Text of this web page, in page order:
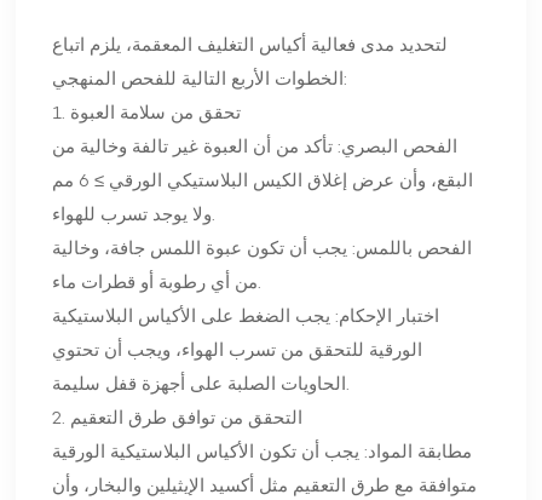
لتحديد مدى فعالية أكياس التغليف المعقمة، يلزم اتباع
الخطوات الأربع التالية للفحص المنهجي:
1. تحقق من سلامة العبوة
الفحص البصري: تأكد من أن العبوة غير تالفة وخالية من
البقع، وأن عرض إغلاق الكيس البلاستيكي الورقي ≥ 6 مم
ولا يوجد تسرب للهواء.
الفحص باللمس: يجب أن تكون عبوة اللمس جافة، وخالية
من أي رطوبة أو قطرات ماء.
اختبار الإحكام: يجب الضغط على الأكياس البلاستيكية
الورقية للتحقق من تسرب الهواء، ويجب أن تحتوي
الحاويات الصلبة على أجهزة قفل سليمة.
2. التحقق من توافق طرق التعقيم
مطابقة المواد: يجب أن تكون الأكياس البلاستيكية الورقية
متوافقة مع طرق التعقيم مثل أكسيد الإيثيلين والبخار، وأن